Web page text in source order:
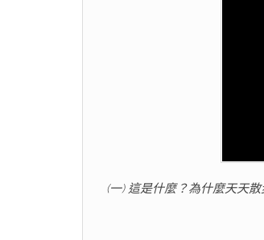
(一) 這是什麼？為什麼天天